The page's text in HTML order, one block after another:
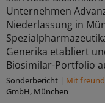
Unternehmen
Niederlassung in
Generika etabliert
Biosimilar-Portfolio
Sonderbericht | Mit
GmbH, München